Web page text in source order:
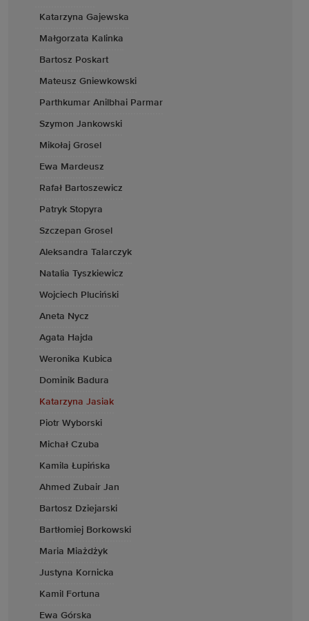
Katarzyna Gajewska
Małgorzata Kalinka
Bartosz Poskart
Mateusz Gniewkowski
Parthkumar Anilbhai Parmar
Szymon Jankowski
Mikołaj Grosel
Ewa Mardeusz
Rafał Bartoszewicz
Patryk Stopyra
Szczepan Grosel
Aleksandra Talarczyk
Natalia Tyszkiewicz
Wojciech Pluciński
Aneta Nycz
Agata Hajda
Weronika Kubica
Dominik Badura
Katarzyna Jasiak
Piotr Wyborski
Michał Czuba
Kamila Łupińska
Ahmed Zubair Jan
Bartosz Dziejarski
Bartłomiej Borkowski
Maria Miażdżyk
Justyna Kornicka
Kamil Fortuna
Ewa Górska